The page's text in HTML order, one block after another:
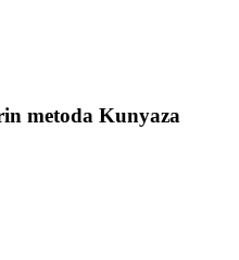
metoda Kunyaza